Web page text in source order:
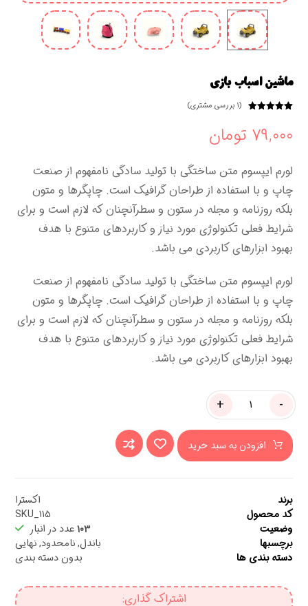
ماشین اسباب بازی
امتیازدهی
مشتری
(۱ بررسی مشتری)
۷۹,۰۰۰ تومان
لورم ایپسوم متن ساختگی با تولید سادگی نامفهوم از صنعت
چاپ و با استفاده از طراحان گرافیک است. چاپگرها و متون
بلکه روزنامه و مجله در ستون و سطرآنچنان که لازم است و برای
شرایط فعلی تکنولوژی مورد نیاز و کاربردهای متنوع با هدف
بهبود ابزارهای کاربردی می باشد.
لورم ایپسوم متن ساختگی با تولید سادگی نامفهوم از صنعت
چاپ و با استفاده از طراحان گرافیک است. چاپگرها و متون
بلکه روزنامه و مجله در ستون و سطرآنچنان که لازم است و برای
شرایط فعلی تکنولوژی مورد نیاز و کاربردهای متنوع با هدف
بهبود ابزارهای کاربردی می باشد.
-
+
افزودن به سبد خرید
برند
اکسترا
کد محصول
SKU_۱۱۵
وضعیت
۱۰۳عدد در انبار
برچسبها
باندل,نامحدود,نهایی
دسته بندی ها
بدون دسته بندی